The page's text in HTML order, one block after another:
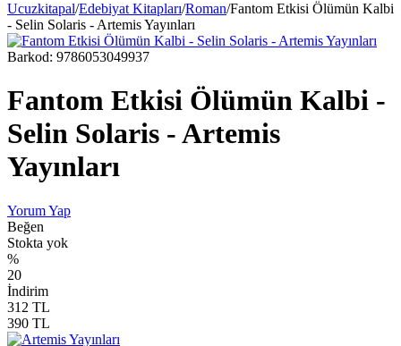
Ucuzkitapal/Edebiyat Kitapları/Roman/Fantom Etkisi Ölümün Kalbi
- Selin Solaris - Artemis Yayınları
Barkod: 9786053049937
Fantom Etkisi Ölümün Kalbi -
Selin Solaris - Artemis
Yayınları
Yorum Yap
Beğen
Stokta yok
%
20
İndirim
312 TL
390 TL